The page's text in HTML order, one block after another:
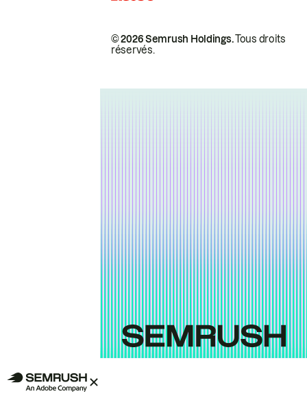
© 2026 Semrush Holdings.Tous droits
réservés.